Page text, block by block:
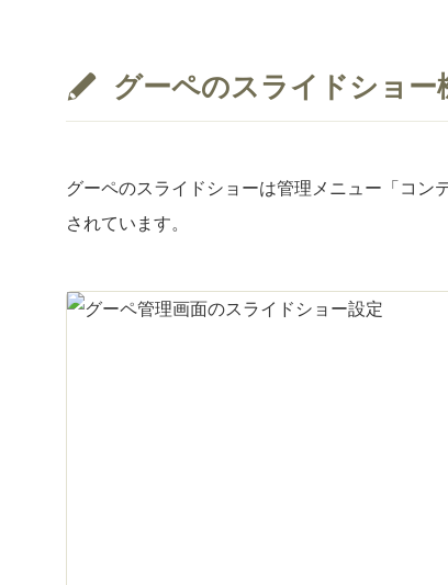
グーペのスライドショー
グーペのスライドショーは管理メニュー「コン
されています。